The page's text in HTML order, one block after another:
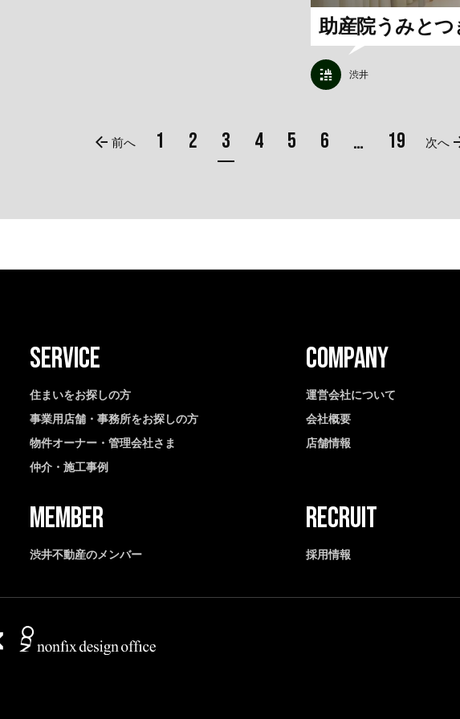
助産院うみとつ
渋井
前へ 1 2 3 4 5 6 … 19 次へ
住まいをお探しの方
事業用店舗・事務所をお探しの方
物件オーナー・管理会社さま
仲介・施工事例
渋井不動産のメンバー
運営会社について
会社概要
店舗情報
採用情報